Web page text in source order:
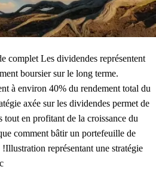
complet Les dividendes représentent
boursier sur le long terme.
à environ 40% du rendement total du
axée sur les dividendes permet de
tout en profitant de la croissance du
comment bâtir un portefeuille de
représentant une stratégie